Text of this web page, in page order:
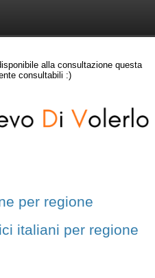
alla consultazione questa
consultabili :)
per regione
italiani per regione